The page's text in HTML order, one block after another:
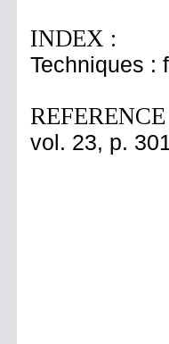
INDEX :
Techniques :
vol. 23, p.